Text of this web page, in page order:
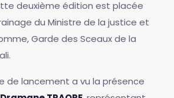
deuxième édition est placée
du Ministre de la justice et
Garde des Sceaux de la
de lancement a vu la présence